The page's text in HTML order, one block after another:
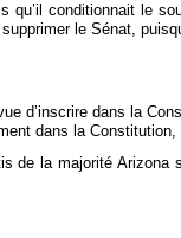
conditionnait le
le Sénat,
d’inscrire dans la
dans la
de la majorité Arizona